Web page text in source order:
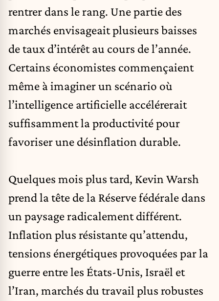
rentrer dans le rang. Une partie des
marchés envisageait plusieurs baisses
de taux d’intérêt au cours de l’année.
Certains économistes commençaient
même à imaginer un scénario où
l’intelligence artificielle accélérerait
suffisamment la productivité pour
favoriser une désinflation durable.
Quelques mois plus tard, Kevin Warsh
prend la tête de la Réserve fédérale dans
un paysage radicalement différent.
Inflation plus résistante qu’attendu,
tensions énergétiques provoquées par la
guerre entre les États-Unis, Israël et
l’Iran, marchés du travail plus robustes